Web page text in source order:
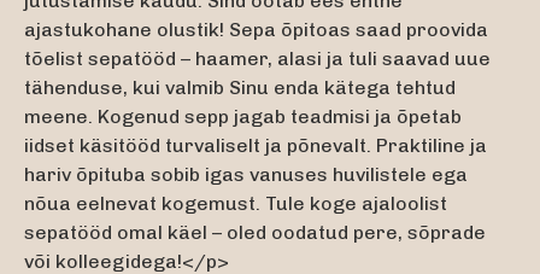
ajastukohane olustik! Sepa õpitoas saad proovida
tõelist sepatööd – haamer, alasi ja tuli saavad uue
tähenduse, kui valmib Sinu enda kätega tehtud
meene. Kogenud sepp jagab teadmisi ja õpetab
iidset käsitööd turvaliselt ja põnevalt. Praktiline ja
hariv õpituba sobib igas vanuses huvilistele ega
nõua eelnevat kogemust. Tule koge ajaloolist
sepatööd omal käel – oled oodatud pere, sõprade
või kolleegidega!</p>